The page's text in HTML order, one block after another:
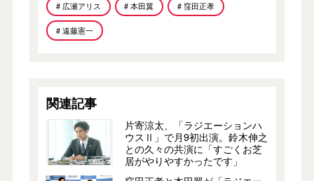
# 広瀬アリス # 本田翼 # 窪田正孝
# 遠藤憲一
関連記事
片寄涼太、「ラジエーションハ
ウスⅡ」で月9初出演。鈴木伸之
との久々の共演に「すごくお芝
居がやりやすかったです」